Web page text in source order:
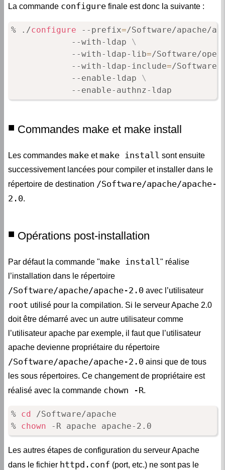
La commande configure finale est donc la suivante :
% ./configure --prefix=/Software/apache/
			--with-ldap
\
			--with-ldap-lib
=/Software/
			--with-ldap-include
=/
			--enable-ldap
\
			--enable-authnz-ldap
Commandes make et make install
Les commandes make etmake install sont ensuite
successivement lancées pour compiler et installer dans le
répertoire de destination /Software/apache/apache-
2.0.
Opérations post-installation
Par défaut la commande "make install " réalise
l’installation dans le répertoire
/Software/apache/apache-2.0 avec l’utilisateur
root utilisé pour la compilation. Si le serveur Apache 2.0
doit être démarré avec un autre utilisateur comme
l’utilisateur apache par exemple, il faut que l’utilisateur
apache devienne propriétaire du répertoire
/Software/apache/apache-2.0 ainsi que de tous
les sous répertoires. Ce changement de propriétaire est
réalisé avec la commande chown -R.
% cd
/Software/apache
% chown -R apache apache-2.0
Les autres étapes de configuration du serveur Apache
dans le fichier httpd.conf (port, etc.) ne sont pas le